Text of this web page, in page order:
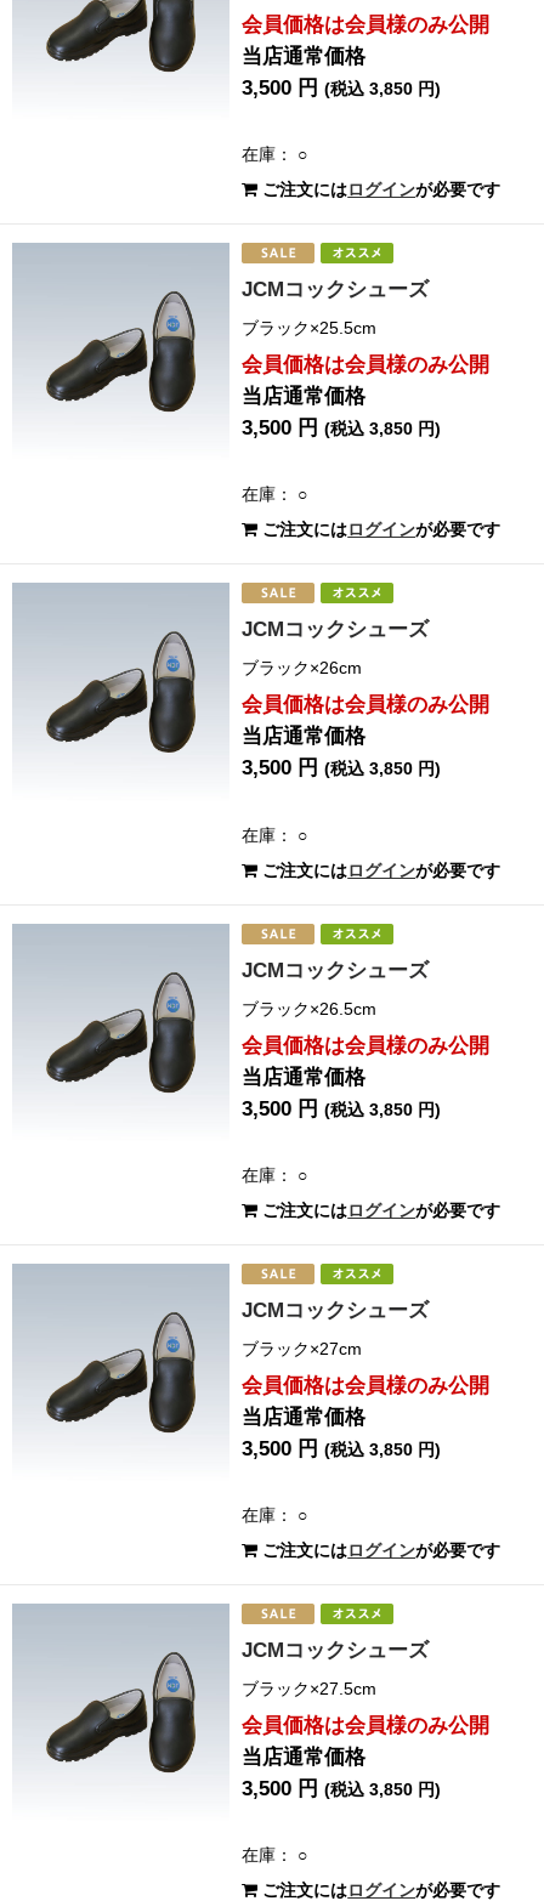
会員価格は会員様のみ公開
当店通常価格
3,500 円(税込 3,850 円)
在庫： ○
ご注文にはログインが必要です
JCMコックシューズ
ブラック×25.5cm
会員価格は会員様のみ公開
当店通常価格
3,500 円(税込 3,850 円)
在庫： ○
ご注文にはログインが必要です
JCMコックシューズ
ブラック×26cm
会員価格は会員様のみ公開
当店通常価格
3,500 円(税込 3,850 円)
在庫： ○
ご注文にはログインが必要です
JCMコックシューズ
ブラック×26.5cm
会員価格は会員様のみ公開
当店通常価格
3,500 円(税込 3,850 円)
在庫： ○
ご注文にはログインが必要です
JCMコックシューズ
ブラック×27cm
会員価格は会員様のみ公開
当店通常価格
3,500 円(税込 3,850 円)
在庫： ○
ご注文にはログインが必要です
JCMコックシューズ
ブラック×27.5cm
会員価格は会員様のみ公開
当店通常価格
3,500 円(税込 3,850 円)
在庫： ○
ご注文にはログインが必要です